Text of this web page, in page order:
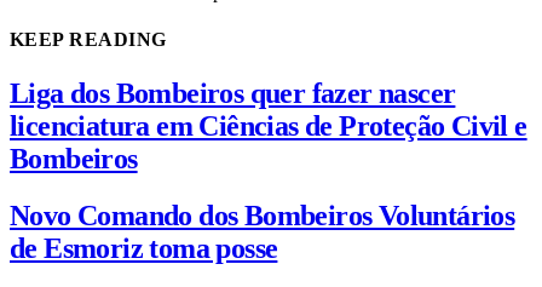
KEEP READING
Liga dos Bombeiros quer fazer nascer
licenciatura em Ciências de Proteção Civil e
Bombeiros
Novo Comando dos Bombeiros Voluntários
de Esmoriz toma posse